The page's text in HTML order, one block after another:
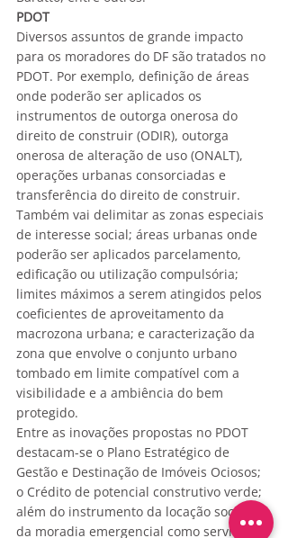
PDOT
Diversos assuntos de grande impacto
para os moradores do DF são tratados no
PDOT. Por exemplo, definição de áreas
onde poderão ser aplicados os
instrumentos de outorga onerosa do
direito de construir (ODIR), outorga
onerosa de alteração de uso (ONALT),
operações urbanas consorciadas e
transferência do direito de construir.
Também vai delimitar as zonas especiais
de interesse social; áreas urbanas onde
poderão ser aplicados parcelamento,
edificação ou utilização compulsória;
limites máximos a serem atingidos pelos
coeficientes de aproveitamento da
macrozona urbana; e caracterização da
zona que envolve o conjunto urbano
tombado em limite compatível com a
visibilidade e a ambiência do bem
protegido.
Entre as inovações propostas no PDOT
destacam-se o Plano Estratégico de
Gestão e Destinação de Imóveis Ociosos;
o Crédito de potencial construtivo verde;
além do instrumento da locação social e
da moradia emergencial como serviços